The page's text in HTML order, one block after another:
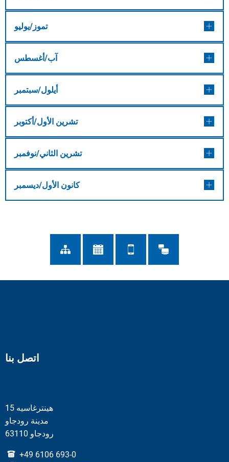
تموز/يوليو
آب/أغسطس
أيلول/سبتمبر
تشرين الأول/أكتوبر
تشرين الثاني/نوفمبر
كانون الأول/ديسمبر
اتصل بنا
هينترغاسيه 15
مدينة رودجاو
63110 رودجاو
+49 6106 693-0